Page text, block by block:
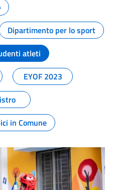
Dipartimento per lo sport
atleti
EYOF 2023
in Comune